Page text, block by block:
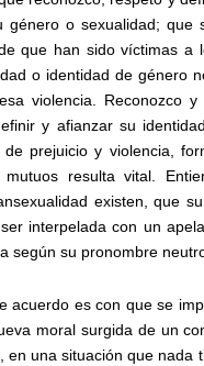
o sexualidad; que
que han sido víctimas
o identidad de género
violencia. Reconozco
y afianzar su
prejuicio y violencia,
mutuos resulta vital.
existen, que
interpelada con un
según su pronombre
acuerdo es con que se
moral surgida de un
en una situación que